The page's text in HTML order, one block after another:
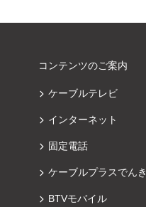
コンテンツのご案内
ケーブルテレビ
インターネット
固定電話
ケーブルプラスでんき
BTVモバイル